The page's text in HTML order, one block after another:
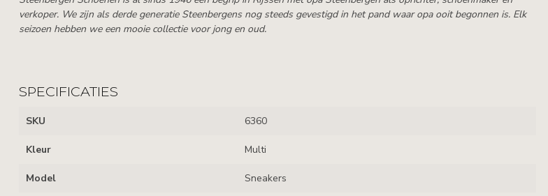
verkoper. We zijn als derde generatie Steenbergens nog steeds gevestigd in het pand waar opa ooit begonnen is. Elk
seizoen hebben we een mooie collectie voor jong en oud.
SPECIFICATIES
SKU 6360
Kleur Multi
Model Sneakers